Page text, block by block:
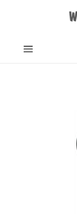
Zum Hauptinhalt
Bildergalerie